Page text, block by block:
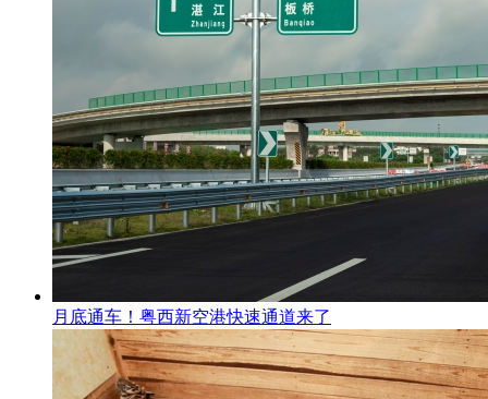
月底通车！粤西新空港快速通道来了